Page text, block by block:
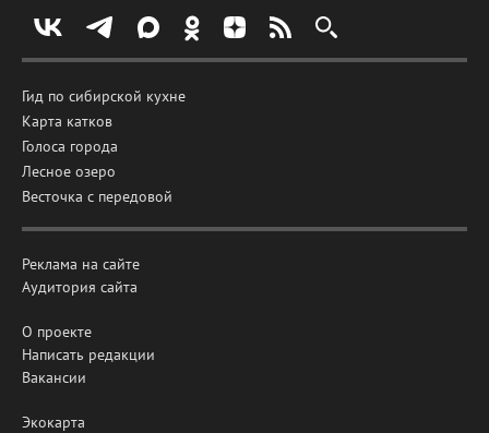
Гид по сибирской кухне
Карта катков
Голоса города
Лесное озеро
Весточка с передовой
Реклама на сайте
Аудитория сайта
О проекте
Написать редакции
Вакансии
Экокарта